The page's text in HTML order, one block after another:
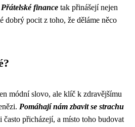
Přátelské finance tak přinášejí nejen
dobrý pocit z toho, že děláme něco
módní slovo, ale klíč k zdravějšímu
Pomáhají nám zbavit se strachu
často přicházejí, a místo toho budovat